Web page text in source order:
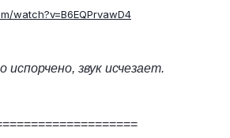
watch?v=B6EQPrvawD4
испорчено, звук исчезает.